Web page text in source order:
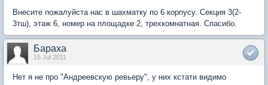
Внесите пожалуйста нас в шахматку по 6 корпусу. Секция 3(2-
3тш), этаж 6, номер на площадке 2, трехкомнатная. Спасибо.
Бараха
15 Jul 2011
Нет я не про "Андреевскую ревьеру", у них кстати видимо